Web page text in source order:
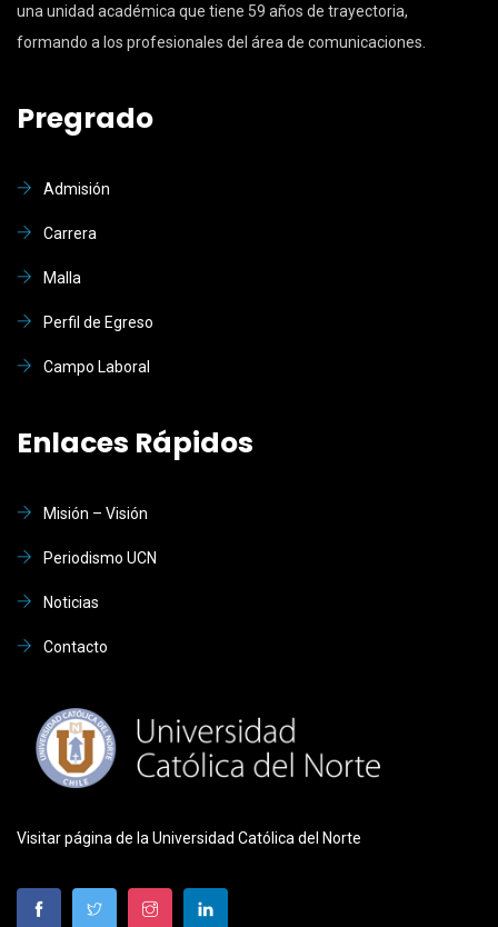
una unidad académica que tiene 59 años de trayectoria,
formando a los profesionales del área de comunicaciones.
Pregrado
Admisión
Carrera
Malla
Perfil de Egreso
Campo Laboral
Enlaces Rápidos
Misión – Visión
Periodismo UCN
Noticias
Contacto
Visitar página de la Universidad Católica del Norte